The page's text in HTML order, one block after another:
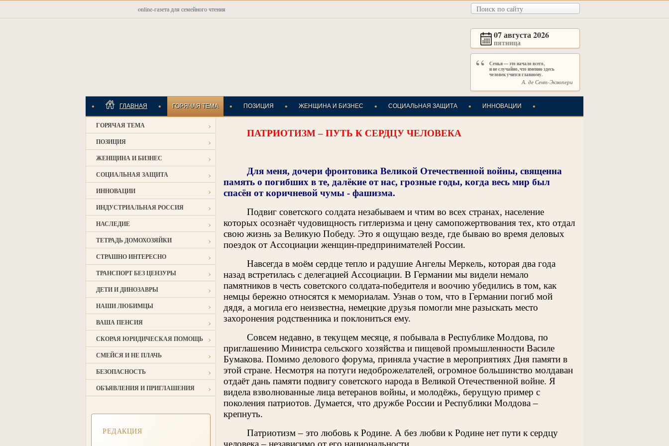
online-газета для семейного чтения
07 августа 2026
пятница
“
Семья — это начало всего,
и не случайно, что именно здесь
человек учится главному.
А. де Сент-Экзюпери
• ГЛАВНАЯ • ГОРЯЧАЯ ТЕМА • ПОЗИЦИЯ • ЖЕНЩИНА И БИЗНЕС • СОЦИАЛЬНАЯ ЗАЩИТА • ИННОВАЦИИ •
ИНДУСТРИАЛЬНАЯ
ГОРЯЧАЯ ТЕМА ›
ПОЗИЦИЯ ›
ЖЕНЩИНА И БИЗНЕС ›
СОЦИАЛЬНАЯ ЗАЩИТА ›
ИННОВАЦИИ ›
ИНДУСТРИАЛЬНАЯ РОССИЯ ›
НАСЛЕДИЕ ›
ТЕТРАДЬ ДОМОХОЗЯЙКИ ›
СТРАШНО ИНТЕРЕСНО ›
ТРАНСПОРТ БЕЗ ЦЕНЗУРЫ ›
ДЕТИ И ДИНОЗАВРЫ ›
НАШИ ЛЮБИМЦЫ ›
ВАША ПЕНСИЯ ›
СКОРАЯ ЮРИДИЧЕСКАЯ ПОМОЩЬ ›
СМЕЙСЯ И НЕ ПЛАЧЬ ›
БЕЗОПАСНОСТЬ ›
ОБЪЯВЛЕНИЯ И ПРИГЛАШЕНИЯ ›
РЕДАКЦИЯ
ПАТРИОТИЗМ – ПУТЬ К СЕРДЦУ ЧЕЛОВЕКА
Для меня, дочери фронтовика Великой Отечественной войны, священна
память о погибших в те, далёкие от нас, грозные годы, когда весь мир был
спасён от коричневой чумы - фашизма.
Подвиг советского солдата незабываем и чтим во всех странах, население
которых осознаёт чудовищность гитлеризма и цену самопожертвования тех, кто отдал
свою жизнь за Великую Победу. Это я ощущаю везде, где бываю во время деловых
поездок от Ассоциации женщин-предпринимателей России.
Навсегда в моём сердце тепло и радушие Ангелы Меркель, которая два года
назад встретилась с делегацией Ассоциации. В Германии мы видели немало
памятников в честь советского солдата-победителя и воочию убедились в том, как
немцы бережно относятся к мемориалам. Узнав о том, что в Германии погиб мой
дядя, а могила его неизвестна, немецкие друзья помогли мне разыскать место
захоронения родственника и поклониться ему.
Совсем недавно, в текущем месяце, я побывала в Республике Молдова, по
приглашению Министра сельского хозяйства и пищевой промышленности Василе
Бумакова. Помимо делового форума, приняла участие в мероприятиях Дня памяти в
этой стране. Несмотря на потуги недоброжелателей, огромное большинство молдаван
отдаёт дань памяти подвигу советского народа в Великой Отечественной войне. Я
видела взволнованные лица ветеранов войны, и молодёжь, берущую пример с
поколения патриотов. Думается, что дружбе России и Республики Молдова –
крепнуть.
Патриотизм – это любовь к Родине. А без любви к Родине нет пути к сердцу
человека – независимо от его национальности.